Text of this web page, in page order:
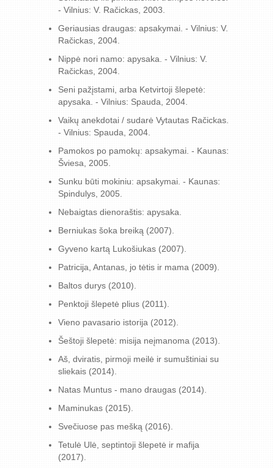
- Vilnius: V. Račickas, 2003.
Geriausias draugas: apsakymai. - Vilnius: V.
Račickas, 2004.
Nippė nori namo: apysaka. - Vilnius: V.
Račickas, 2004.
Seni pažįstami, arba Ketvirtoji šlepetė:
apysaka. - Vilnius: Spauda, 2004.
Vaikų anekdotai / sudarė Vytautas Račickas.
- Vilnius: Spauda, 2004.
Pamokos po pamokų: apsakymai. - Kaunas:
Šviesa, 2005.
Sunku būti mokiniu: apsakymai. - Kaunas:
Spindulys, 2005.
Nebaigtas dienoraštis: apysaka.
Berniukas šoka breiką (2007).
Gyveno kartą Lukošiukas (2007).
Patricija, Antanas, jo tėtis ir mama (2009).
Baltos durys (2010).
Penktoji šlepetė plius (2011).
Vieno pavasario istorija (2012).
Šeštoji šlepetė: misija neįmanoma (2013).
Aš, dviratis, pirmoji meilė ir sumuštiniai su
sliekais (2014).
Natas Muntus - mano draugas (2014).
Maminukas (2015).
Svečiuose pas mešką (2016).
Tetulė Ulė, septintoji šlepetė ir mafija
(2017).